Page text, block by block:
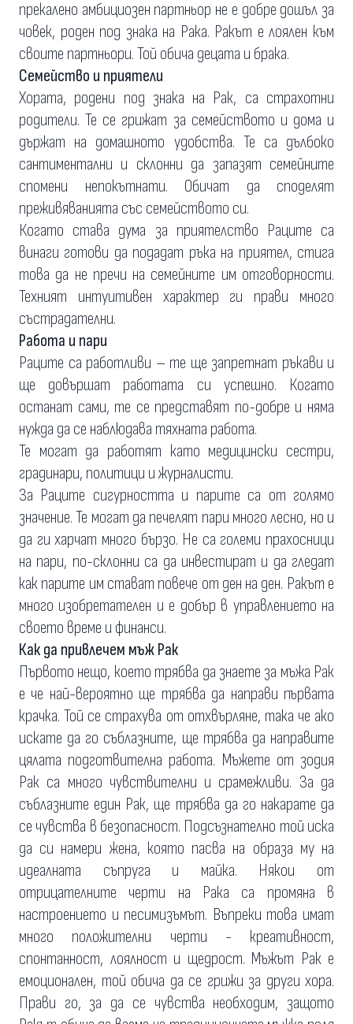
прекалено амбициозен партньор не е добре дошъл за
човек, роден под знака на Рака. Ракът е лоялен към
своите партньори. Той обича децата и брака.
Семейство и приятели
Хората, родени под знака на Рак, са страхотни
родители. Те се грижат за семейството и дома и
държат на домашното удобства. Те са дълбоко
сантиментални и склонни да запазят семейните
спомени непокътнати. Обичат да споделят
преживяванията със семейството си.
Когато става дума за приятелство Раците са
винаги готови да подадат ръка на приятел, стига
това да не пречи на семейните им отговорности.
Техният интуитивен характер ги прави много
състрадателни.
Работа и пари
Раците са работливи – те ще запретнат ръкави и
ще довършат работата си успешно. Когато
останат сами, те се представят по-добре и няма
нужда да се наблюдава тяхната работа.
Те могат да работят като медицински сестри,
градинари, политици и журналисти.
За Раците сигурността и парите са от голямо
значение. Те могат да печелят пари много лесно, но и
да ги харчат много бързо. Не са големи прахосници
на пари, по-склонни са да инвестират и да гледат
как парите им стават повече от ден на ден. Ракът е
много изобретателен и е добър в управлението на
своето време и финанси.
Как да привлечем мъж Рак
Първото нещо, което трябва да знаете за мъжа Рак
е че най-вероятно ще трябва да направи първата
крачка. Той се страхува от отхвърляне, така че ако
искате да го съблазните, ще трябва да направите
цялата подготвителна работа. Мъжете от зодия
Рак са много чувствителни и срамежливи. За да
съблазните един Рак, ще трябва да го накарате да
се чувства в безопасност. Подсъзнателно той иска
да си намери жена, която пасва на образа му на
идеалната съпруга и майка. Някои от
отрицателните черти на Рака са промяна в
настроението и песимизъмът. Въпреки това имат
много положителни черти - креативност,
спонтанност, лоялност и щедрост. Мъжът Рак е
емоционален, той обича да се грижи за други хора.
Прави го, за да се чувства необходим, защото